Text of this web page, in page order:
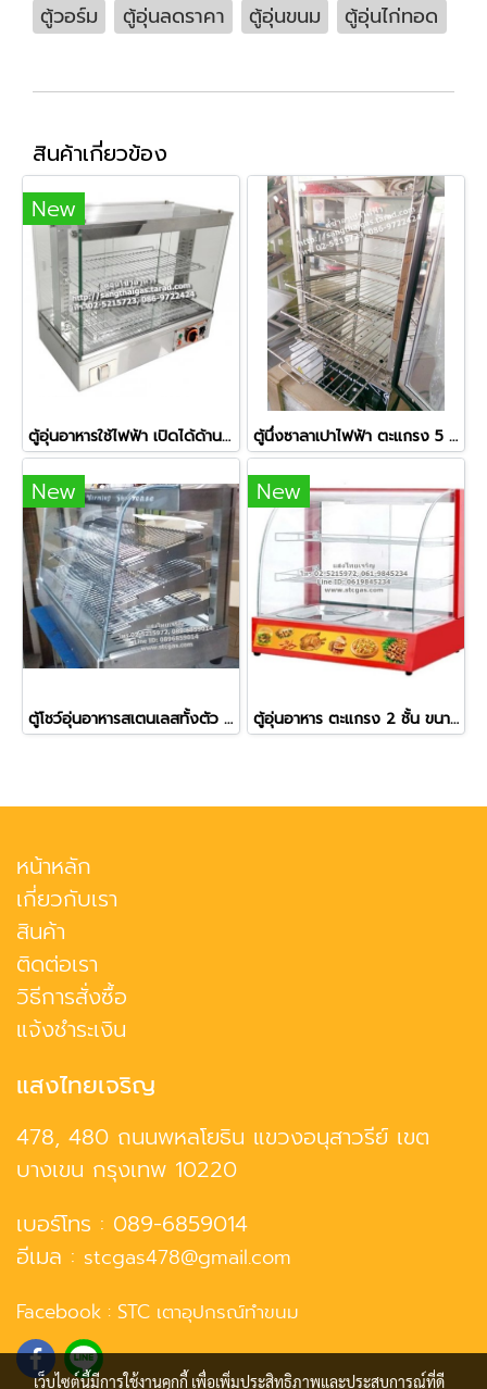
ตู้วอร์ม
ตู้อุ่นลดราคา ตู้อุ่นขนม ตู้อุ่นไก่ทอด
สินค้าเกี่ยวข้อง
New
ตู้อุ่นอาหารใช้ไฟฟ้า เปิดได้ด้านหน้า-ด้านหลัง ยี่ห้อเวอร์รี่ รุ่น BV-961 ตู้นึ่งซาลาเปาไฟฟ้า ตะแกรง 5 ชั้น ยี่ห้อฟราย คิงส์
New
ตู้โชว์อุ่นอาหารสเตนเลสทั้งตัว รุ่น NT-703
New
ตู้อุ่นอาหาร ตะแกรง 2 ชั้น ขนาด 2 ถาด รุ่น DH-827 ยี่ห้อนาโนเทค
หน้าหลัก
เกี่ยวกับเรา
สินค้า
ติดต่อเรา
วิธีการสั่งซื้อ
แจ้งชำระเงิน
แสงไทยเจริญ
478, 480 ถนนพหลโยธิน แขวงอนุสาวรีย์ เขต
บางเขน กรุงเทพ 10220
เบอร์โทร : 089-6859014
อีเมล : stcgas478@gmail.com
Facebook : STC เตาอุปกรณ์ทำขนม
เว็บไซต์นี้มีการใช้งานคุกกี้ เพื่อเพิ่มประสิทธิภาพและประสบการณ์ที่ดี